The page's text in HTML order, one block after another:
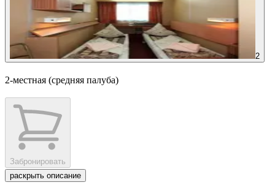
2
2-местная (средняя палуба)
Забронировать
раскрыть описание